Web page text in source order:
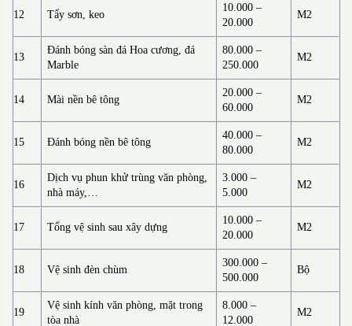
12 Tẩy sơn, keo
10.000 –
20.000
M2
13
Đánh bóng sàn đá Hoa cương, đá
Marble
80.000 –
250.000
M2
14 Mài nền bê tông
20.000 –
60.000
M2
15 Đánh bóng nền bê tông
40.000 –
80.000
M2
16
Dịch vụ phun khử trùng văn phòng,
nhà máy,…
3.000 –
5.000
M2
17 Tổng vệ sinh sau xây dựng
10.000 –
20.000
M2
18 Vệ sinh đèn chùm
300.000 –
500.000
Bộ
19
Vệ sinh kính văn phòng, mặt trong
tòa nhà
8.000 –
12.000
M2